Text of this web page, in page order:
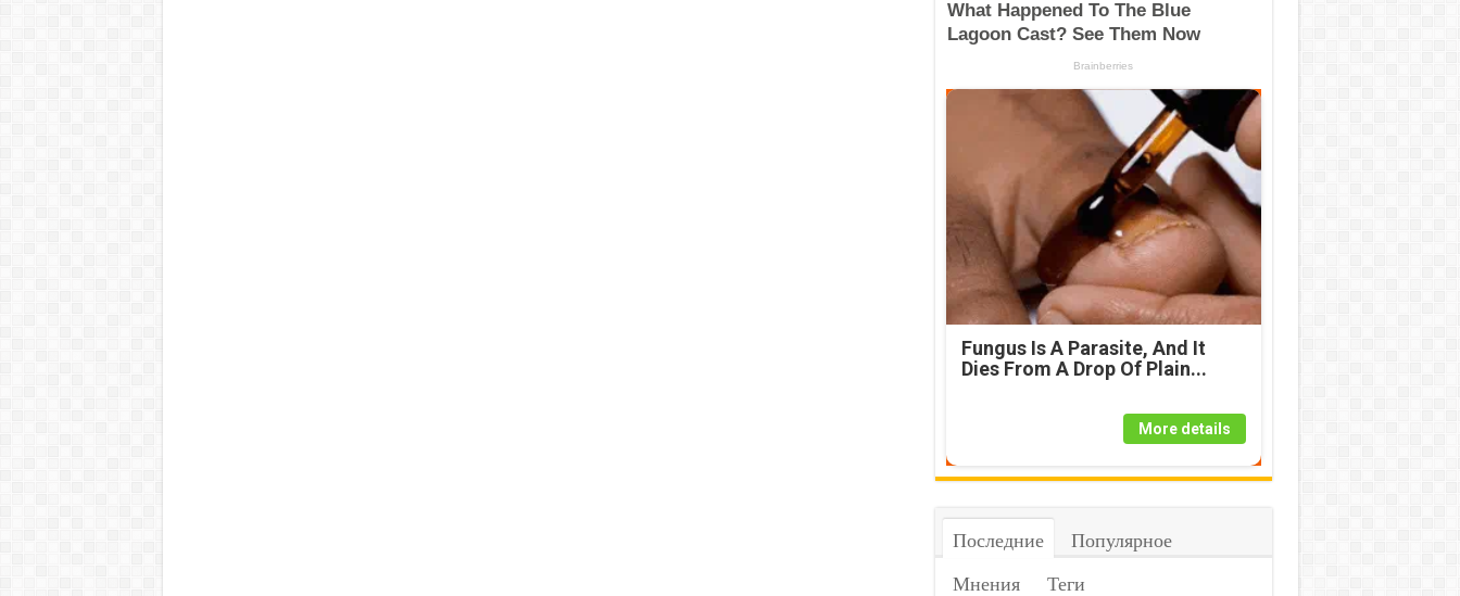
Fungus Is A Parasite, And It
Dies From A Drop Of Plain...
More details
Последние
Популярное
Мнения
Теги